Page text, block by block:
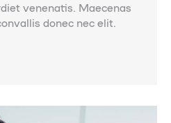
venenatis. Maecenas
donec nec elit.